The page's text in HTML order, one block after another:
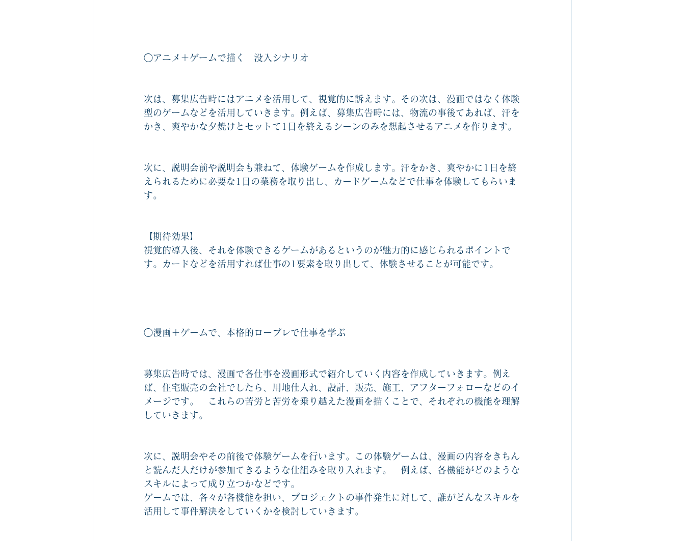
◯アニメ＋ゲームで描く　没入シナリオ
次は、募集広告時にはアニメを活用して、視覚的に訴えます。その次は、漫画ではなく体験
型のゲームなどを活用していきます。例えば、募集広告時には、物流の事後てあれば、汗を
かき、爽やかな夕焼けとセットて1日を終えるシーンのみを想起させるアニメを作ります。
次に、説明会前や説明会も兼ねて、体験ゲームを作成します。汗をかき、爽やかに1日を終
えられるために必要な1日の業務を取り出し、カードゲームなどで仕事を体験してもらいま
す。
【期待効果】
視覚的導入後、それを体験できるゲームがあるというのが魅力的に感じられるポイントで
す。カードなどを活用すれば仕事の1要素を取り出して、体験させることが可能です。
◯漫画＋ゲームで、本格的ロープレで仕事を学ぶ
募集広告時では、漫画で各仕事を漫画形式で紹介していく内容を作成していきます。例え
ば、住宅販売の会社でしたら、用地仕入れ、設計、販売、施工、アフターフォローなどのイ
メージです。　これらの苦労と苦労を乗り越えた漫画を描くことで、それぞれの機能を理解
していきます。
次に、説明会やその前後で体験ゲームを行います。この体験ゲームは、漫画の内容をきちん
と読んだ人だけが参加てきるような仕組みを取り入れます。　例えば、各機能がどのような
スキルによって成り立つかなどです。
ゲームでは、各々が各機能を担い、プロジェクトの事件発生に対して、誰がどんなスキルを
活用して事件解決をしていくかを検討していきます。